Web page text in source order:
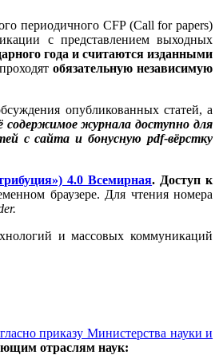
периодичного CFP (Call for papers)
с представлением выходных
года и считаются изданными
обязательную независимую
опубликованных статей, а
содержимое журнала доступно для
с сайта и бонусную pdf-вёрстку
4.0 Всемирная. Доступ к
браузере. Для чтения номера
и массовых коммуникаций
приказу Министерства науки и
отраслям наук: